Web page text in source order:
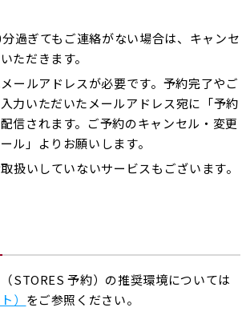
分過ぎてもご連絡がない場合は、キャンセ
ただきます。
ールアドレスが必要です。予約完了やご
力いただいたメールアドレス宛に「予約
信されます。ご予約のキャンセル・変更
ル」よりお願いします。
扱いしていないサービスもございます。
STORES 予約）の推奨環境については
） をご参照ください。